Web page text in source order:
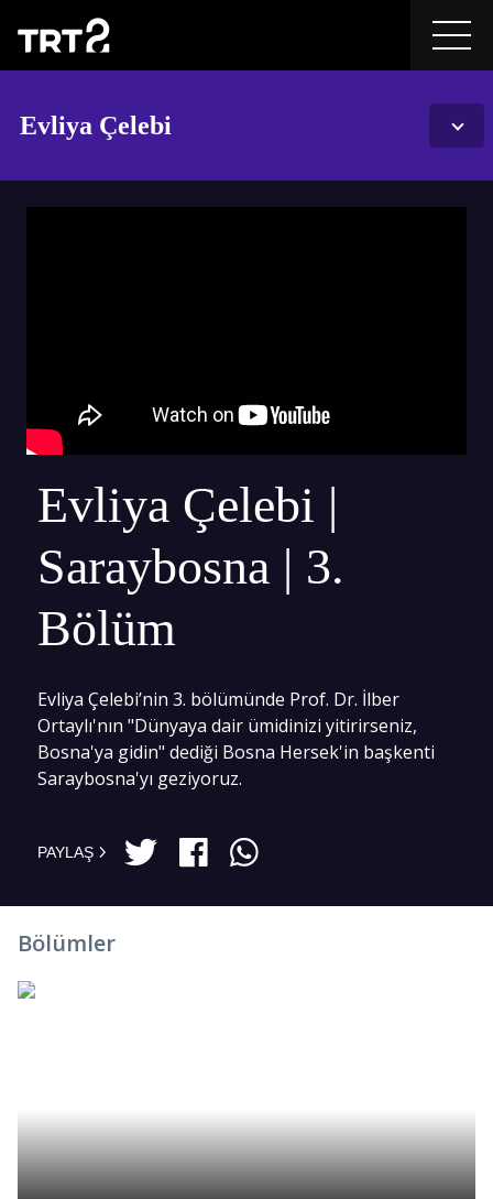
Evliya Çelebi
Evliya Çelebi |
Saraybosna | 3.
Bölüm
Evliya Çelebi’nin 3. bölümünde Prof. Dr. İlber
Ortaylı'nın "Dünyaya dair ümidinizi yitirirseniz,
Bosna'ya gidin" dediği Bosna Hersek'in başkenti
Saraybosna'yı geziyoruz.
PAYLAŞ
Bölümler